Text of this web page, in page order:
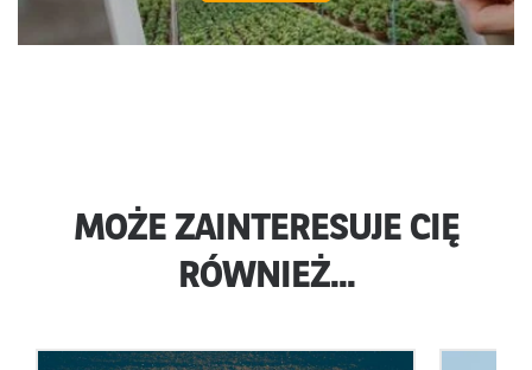
MOŻE ZAINTERESUJE CIĘ
RÓWNIEŻ...